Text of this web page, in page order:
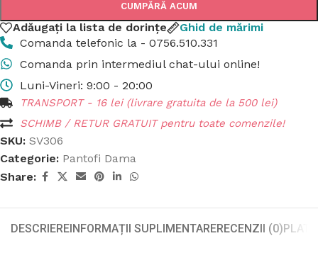
CUMPĂRĂ ACUM
Adăugați la lista de dorințe
Ghid de mărimi
Comanda telefonic la - 0756.510.331
Comanda prin intermediul chat-ului online!
Luni-Vineri: 9:00 - 20:00
TRANSPORT - 16 lei (livrare gratuita de la 500 lei)
SCHIMB / RETUR GRATUIT pentru toate comenzile!
SKU: SV306
Categorie: Pantofi Dama
Share:
DESCRIEREINFORMAȚII SUPLIMENTARERECENZII (0)